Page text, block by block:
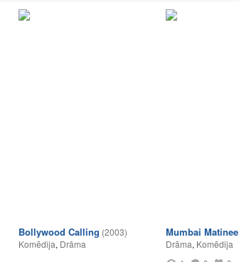
Bollywood Calling (2003)
Komēdija, Drāma
Mumbai Matinee
Drāma, Komēdija